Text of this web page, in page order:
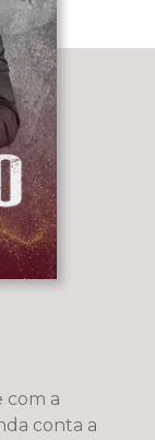
com a
conta a